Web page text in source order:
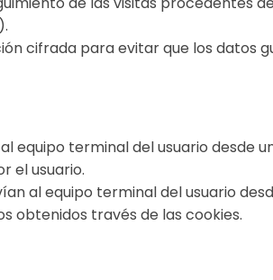
cifrada para evitar que los datos
equipo terminal del usuario desde
el usuario.
al equipo terminal del usuario
obtenidos través de las cookies.